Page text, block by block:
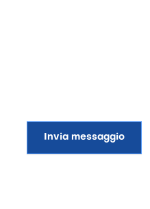
Invia messaggio